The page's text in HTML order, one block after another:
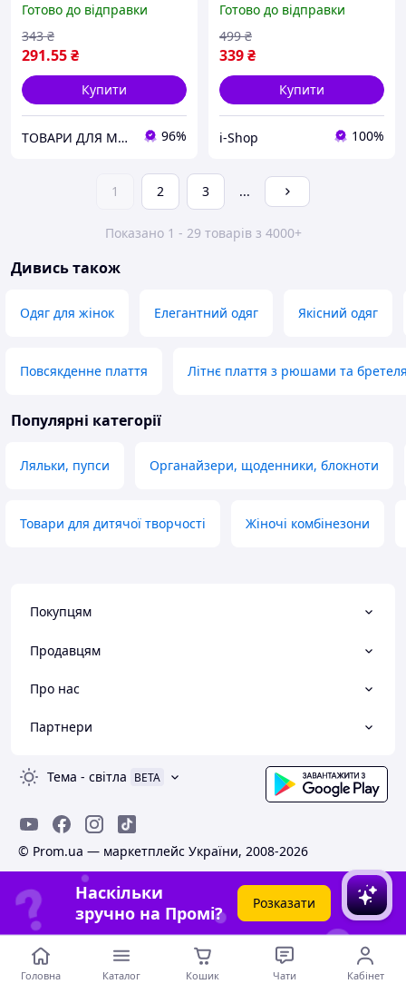
Готово до відправки
291.55₴
343 ₴
Купити
ТОВАРИ ДЛЯ МАМ ТА ДІТЕЙ 96%
аксесуарами MIC для
дівчаток
Готово до відправки
339₴
499 ₴
Купити
i-Shop 100%
1 2 3 ...
Показано 1 - 29 товарів з 4000+
Дивись також
Одяг для жінок Елегантний одяг Якісний одяг
Повсякденне плаття Літнє плаття з рюшами та
Популярні категорії
Ляльки, пупси Органайзери, щоденники, блокноти
Товари для дитячої творчості Жіночі комбінезони
Покупцям
Продавцям
Про нас
Партнери
Тема - світла BETA
© Prom.ua — маркетплейс України, 2008-2026
Наскільки
зручно на Промі?
Розказати
Головна Каталог Кошик Чати Кабінет